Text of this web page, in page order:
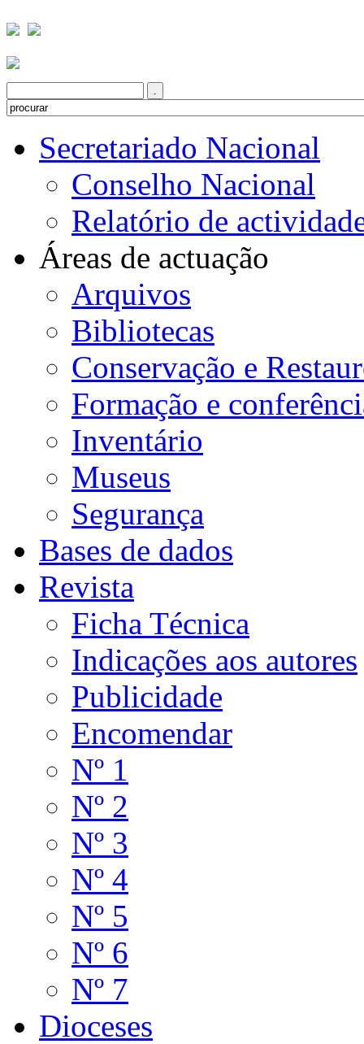
Secretariado Nacional
Conselho Nacional
Relatório de
Áreas de actuação
Arquivos
Bibliotecas
Conservação e
Formação e
Inventário
Museus
Segurança
Bases de dados
Revista
Ficha Técnica
Indicações aos autores
Publicidade
Encomendar
Nº 1
Nº 2
Nº 3
Nº 4
Nº 5
Nº 6
Nº 7
Dioceses